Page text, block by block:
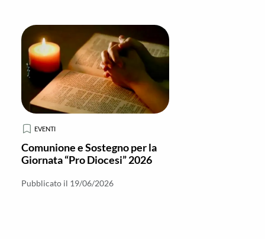
EVENTI
Comunione e Sostegno per la
Giornata “Pro Diocesi” 2026
Pubblicato il 19/06/2026